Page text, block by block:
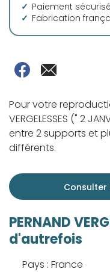
Paiement sécurisé
Fabrication
Pour votre
VERGELESSES (" 2
entre 2 supports et
différents.
PERNAND
d'autrefois
Pays : France